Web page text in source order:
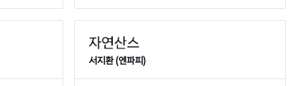
서지환 (엔파피)